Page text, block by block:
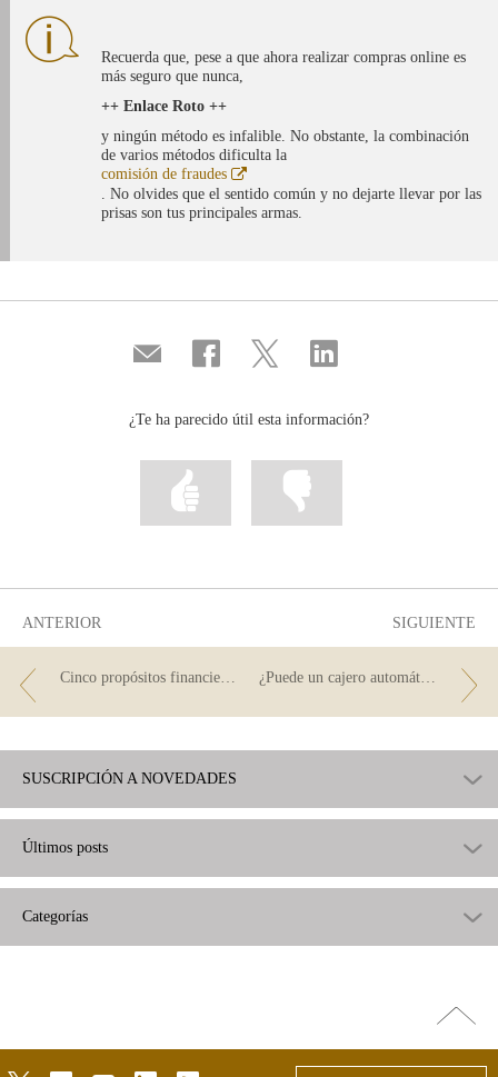
Recuerda que, pese a que ahora realizar compras online es
más seguro que nunca,
++ Enlace Roto ++
y ningún método es infalible. No obstante, la combinación
de varios métodos dificulta la
comisión de fraudes
Abre
en
ventana
nueva
. No olvides que el sentido común y no dejarte llevar por las
prisas son tus principales armas.
Compartir
por
Compartir
en
Compartir
en
Compartir
en
¿Te ha parecido útil esta información?
Marcar
información
ANTERIOR SIGUIENTE
¿Puede un cajero automático retener un billete sospechoso de falsedad?
SUSCRIPCIÓN A NOVEDADES
Últimos posts
Categorías
arriba